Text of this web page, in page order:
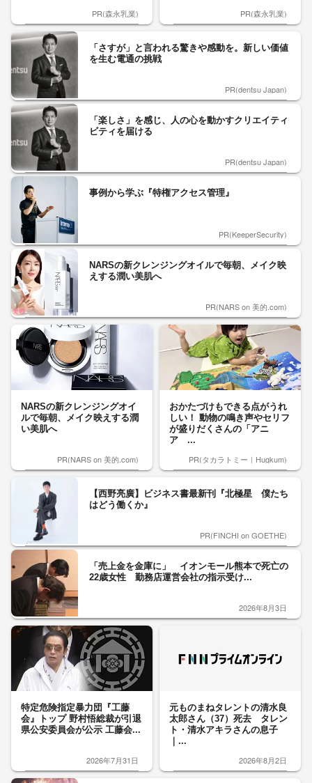
PR(森永乳業) PR(森永乳業)
「さすが」と言われる驚きや感動を。新しい価値
を生む電通の挑戦
PR(dentsu Japan)
「楽しさ」を感じ、人の心を動かすクリエイティ
ビティを届ける
PR(dentsu Japan)
事例から学ぶ『特権アクセス管理』
PR(KeeperSecurity)
NARSの新クレンジングオイルで毎朝、メイク映
えする潤い美肌へ
PR(NARS on 美的.com)
NARSの新クレンジングオイ
ルで毎朝、メイク映えする潤
い美肌へ
PR(NARS on 美的.com)
おかたづけもできる点がうれ
しい！ 動物の鳴き声やセリフ
が盛りだくさんの「アニ
ア ...
PR(タカラトミー｜Hugkum)
【西野亮廣】ビジネス書最新刊『北極星 僕たち
はどう働くか』
PR(FINCHI on GOETHE)
「売上金を金庫に」 イオンモール熊本で死亡の
22歳女性 勤務店運営会社の指示受け...
2026年8月3日
特定危険指定暴力団『工藤
会』トップ 野村悟総裁が引退
県公安委員会が公示 工藤会...
2026年7月31日
元ものまねタレントの清水良
太郎さん（37）死去 タレン
ト・清水アキラさんの息子
｜...
2026年8月2日